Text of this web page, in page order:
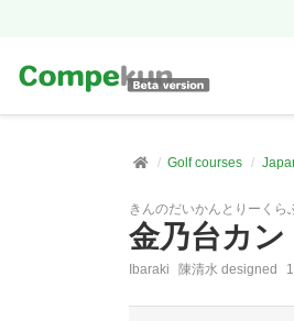
Golf courses
きんのだいかんとりーくら
金乃台カ
Ibaraki 陳清水 designed